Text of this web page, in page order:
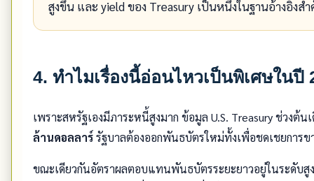
สูงขึ้น และ yield ของ Treasury เป็นหนึ่งในฐานอ้างอิง
4. ทำไมเรื่องนี้อ่อนไหวเป็นพิเศษในปี
เพราะสหรัฐเองมีภาระหนี้สูงมาก ข้อมูล U.S. Treasury ช่วงต้
ล้านดอลลาร์รัฐบาลต้องออกพันธบัตรใหม่ทั้งเพื่อชดเชยกา
ขณะเดียวกันอัตราผลตอบแทนพันธบัตรระยะยาวอยู่ในระดับสู